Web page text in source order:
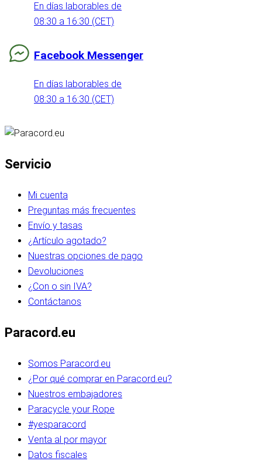
En días laborables de
08:30 a 16:30 (CET)
Facebook Messenger
En días laborables de
08:30 a 16:30 (CET)
Servicio
Mi cuenta
Preguntas más frecuentes
Envío y tasas
¿Artículo agotado?
Nuestras opciones de pago
Devoluciones
¿Con o sin IVA?
Contáctanos
Paracord.eu
Somos Paracord.eu
¿Por qué comprar en Paracord.eu?
Nuestros embajadores
Paracycle your Rope
#yesparacord
Venta al por mayor
Datos fiscales